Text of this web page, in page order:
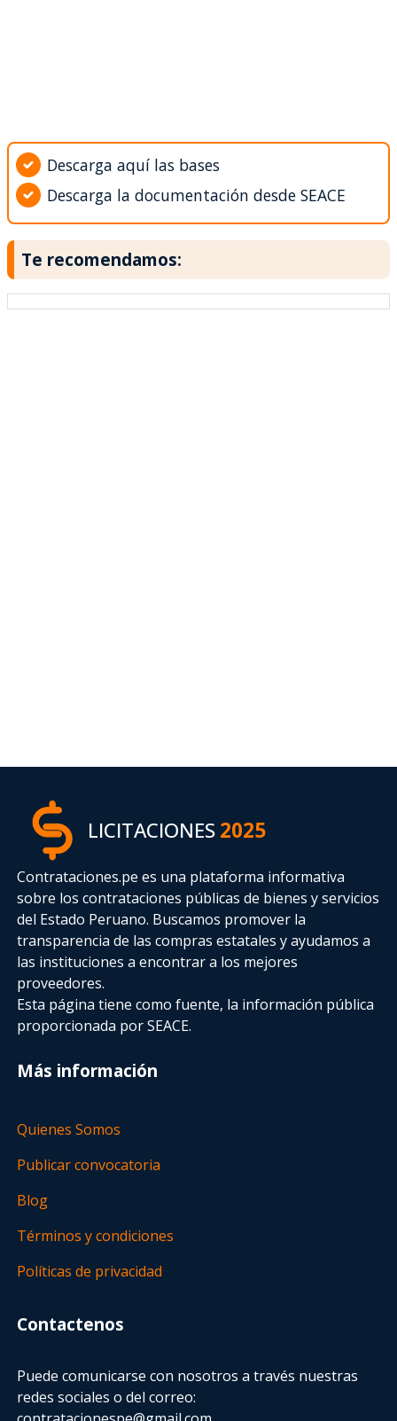
Descarga aquí las bases
Descarga la documentación desde SEACE
Te recomendamos:
LICITACIONES2025
Contrataciones.pe es una plataforma informativa
sobre los contrataciones públicas de bienes y servicios
del Estado Peruano. Buscamos promover la
transparencia de las compras estatalesy ayudamos a
las instituciones a encontrar a los mejores
proveedores.
Esta página tiene como fuente, la información pública
proporcionada por SEACE.
Más información
Quienes Somos
Publicar convocatoria
Blog
Términos y condiciones
Políticas de privacidad
Contactenos
Puede comunicarse con nosotros a través nuestras
redes sociales o del correo: